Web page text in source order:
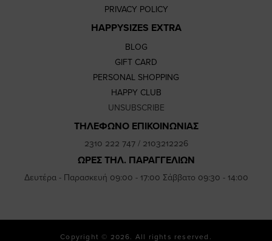
PRIVACY POLICY
HAPPYSIZES EXTRA
BLOG
GIFT CARD
PERSONAL SHOPPING
HAPPY CLUB
UNSUBSCRIBE
ΤΗΛΕΦΩΝΟ ΕΠΙΚΟΙΝΩΝΙΑΣ
2310 222 747/ 2103212226
ΩΡΕΣ ΤΗΛ. ΠΑΡΑΓΓΕΛΙΩΝ
Δευτέρα - Παρασκευή 09:00 - 17:00 Σάββατο 09:30 - 14:00
Copyright © 2026. All rights reserved.